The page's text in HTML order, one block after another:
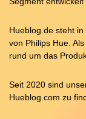
Hueblog.de steht
von Philips Hue.
rund um das
Seit 2020 sind
Hueblog.com zu